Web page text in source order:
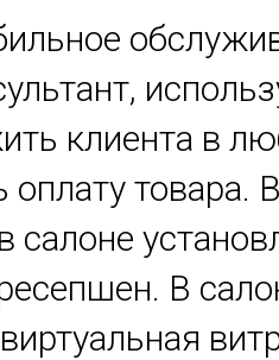
клиента в
оплату товара.
салоне
В